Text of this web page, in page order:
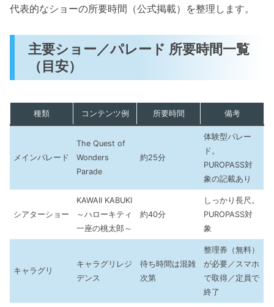
代表的なショーの所要時間（公式掲載）を整理します。
主要ショー／パレード 所要時間一覧
（目安）
種類 コンテンツ例 所要時間 備考
メインパレード
The Quest of
Wonders
Parade
約25分
体験型パレー
ド。
PUROPASS対
象の記載あり
シアターショー
KAWAII KABUKI
～ハローキティ
一座の桃太郎～
約40分
しっかり長尺。
PUROPASS対
象
キャラグリ
キャラグリレジ
デンス
待ち時間は混雑
次第
整理券（無料）
が必要／スマホ
で取得／定員で
終了